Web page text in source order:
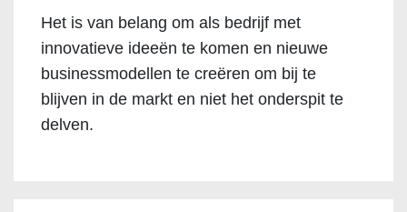
Het is van belang om als bedrijf met
innovatieve ideeën te komen en nieuwe
businessmodellen te creëren om bij te
blijven in de markt en niet het onderspit te
delven.